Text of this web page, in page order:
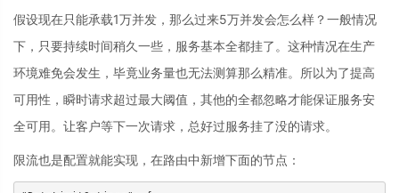
假设现在只能承载1万并发，那么过来5万并发会怎么样？一般情况
下，只要持续时间稍久一些，服务基本全都挂了。这种情况在生产
环境难免会发生，毕竟业务量也无法测算那么精准。所以为了提高
可用性，瞬时请求超过最大阈值，其他的全都忽略才能保证服务安
全可用。让客户等下一次请求，总好过服务挂了没的请求。
限流也是配置就能实现，在路由中新增下面的节点：